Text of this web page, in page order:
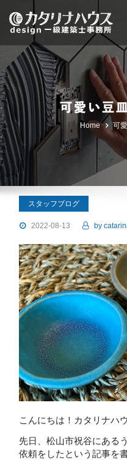
content
可愛い豆
Home 可
スタッフブログ
2022-08-13 by
こんにちは！カタリナハ
先日、松山市祝谷にある
依頼をしたという記事を